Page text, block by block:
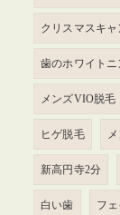
クリスマスキャ
歯のホワイトニ
メンズVIO脱毛
ヒゲ脱毛
新高円寺2分
白い歯 フ